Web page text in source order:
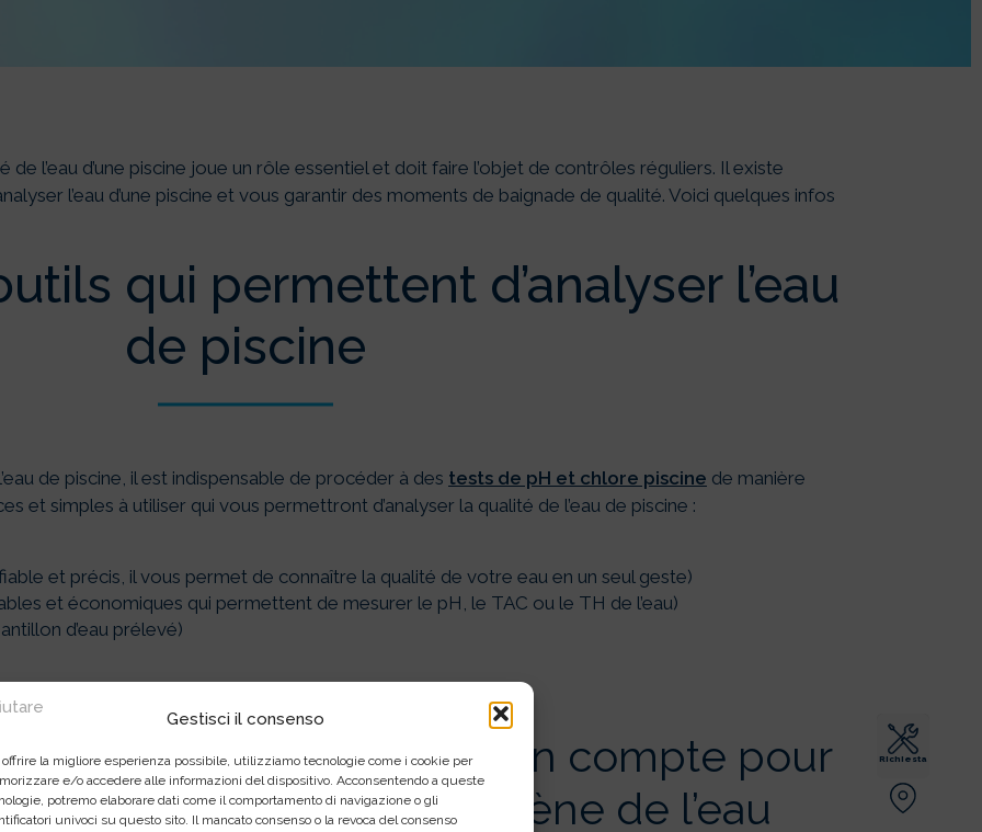
Gestisci il consenso
offrire la migliore esperienza possibile, utilizziamo tecnologie come i cookie per
e/o accedere alle informazioni del dispositivo. Acconsentendo a queste
potremo elaborare dati come il comportamento di navigazione o gli
univoci su questo sito. Il mancato consenso o la revoca del consenso
Richiesta
l’eau d’une piscine joue un rôle essentiel et doit faire l’objet de contrôles réguliers. Il existe
l’eau d’une piscine et vous garantir des moments de baignade de qualité. Voici quelques infos
qui permettent d’analyser l’eau
de piscine
de piscine, il est indispensable de procéder à des tests de pH et chlore piscine de manière
et simples à utiliser qui vous permettront d’analyser la qualité de l’eau de piscine :
et précis, il vous permet de connaître la qualité de votre eau en un seul geste)
et économiques qui permettent de mesurer le pH, le TAC ou le TH de l’eau)
d’eau prélevé)
Les critères à prendre en compte pour
assurer une bonne hygiène de l’eau